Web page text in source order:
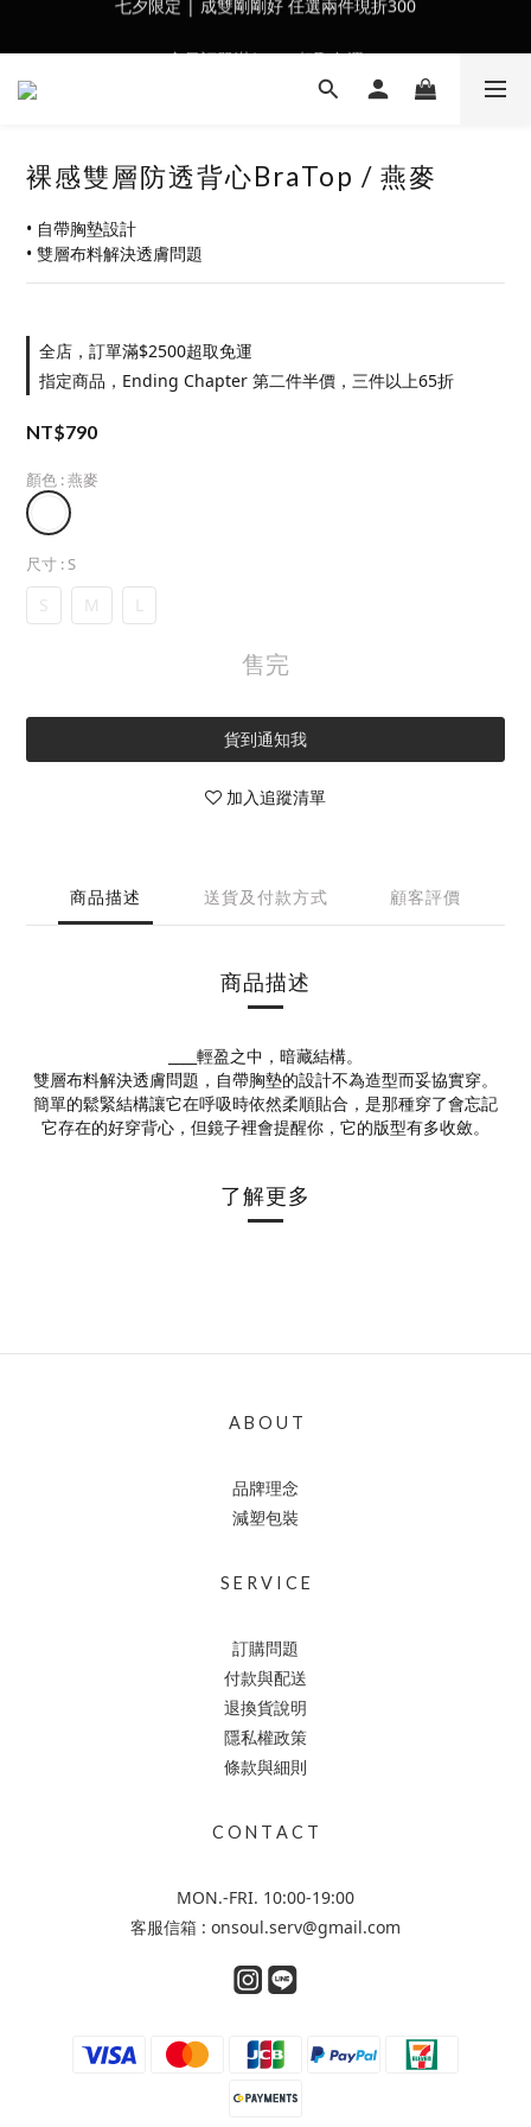
會員訂單滿$2500超取免運
裸感雙層防透背心BraTop / 燕麥
• 自帶胸墊設計
• 雙層布料解決透膚問題
全店，訂單滿$2500超取免運
指定商品，Ending Chapter 第二件半價，三件以上65折
NT$790
顏色 : 燕麥
尺寸 : S
S M L
售完
貨到通知我
加入追蹤清單
商品描述 送貨及付款方式 顧客評價
商品描述
____輕盈之中，暗藏結構。
雙層布料解決透膚問題，自帶胸墊的設計不為造型而妥協實穿。
簡單的鬆緊結構讓它在呼吸時依然柔順貼合，是那種穿了會忘記
它存在的好穿背心，但鏡子裡會提醒你，它的版型有多收斂。
了解更多
A B O U T
品牌理念
減塑包裝
S E R V I C E
訂購問題
付款與配送
退換貨說明
隱私權政策
條款與細則
C O N T A C T
MON.-FRI. 10:00-19:00
客服信箱 : onsoul.serv@gmail.com